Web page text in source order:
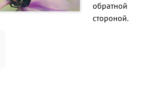
обратной
стороной.